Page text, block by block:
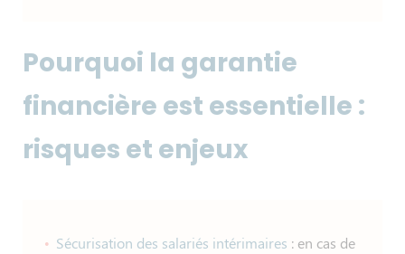
Pourquoi la garantie
financière est essentielle :
risques et enjeux
Sécurisation des salariés intérimaires : en cas de